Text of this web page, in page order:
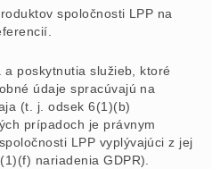
spoločnosti LPP na
poskytnutia služieb, ktoré
údaje spracúvajú na
(t. j. odsek 6(1)(b)
prípadoch je právnym
LPP vyplývajúci z jej
nariadenia GDPR).